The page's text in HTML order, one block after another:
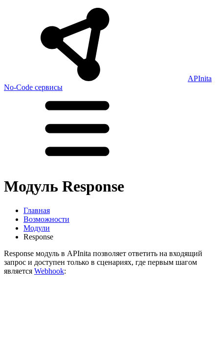
APInita
No-Code сервисы
Модуль Response
Главная
Возможности
Модули
Response
Response модуль в APInita позволяет ответить на входящий
запрос и доступен только в сценариях, где первым шагом
является Webhook: